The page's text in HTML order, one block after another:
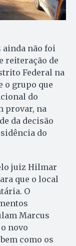
ainda não foi
reiteração de
Federal na
o grupo que
do
provar, na
da decisão
do
juiz Hilmar
que o local
O
Marcus
novo
como os